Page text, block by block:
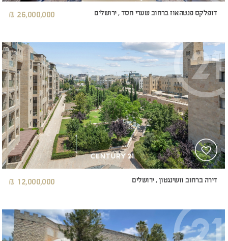
דופלקס פנטהאוז ברחוב שערי חסד , ירושלים 26,000,000 ₪
דירה ברחוב וושינגטון , ירושלים 12,000,000 ₪